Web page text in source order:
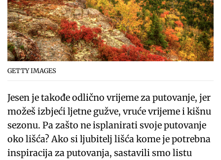
GETTY IMAGES
Jesen je takođe odlično vrijeme za putovanje, jer
možeš izbjeći ljetne gužve, vruće vrijeme i kišnu
sezonu. Pa zašto ne isplanirati svoje putovanje
oko lišća? Ako si ljubitelj lišća kome je potrebna
inspiracija za putovanja, sastavili smo listu